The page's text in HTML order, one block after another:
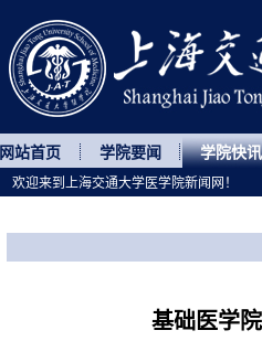
网站首页 学院要闻 学院快讯
基础医学
欢迎来到上海交通大学医学院新闻网！